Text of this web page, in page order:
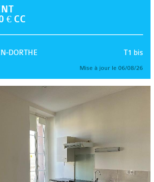
€ CC
T1 bis
DORTHE
Mise à jour le 06/08/26